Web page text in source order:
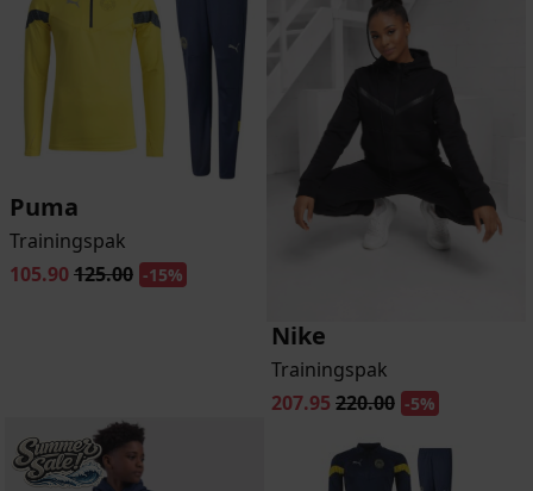
Puma
Trainingspak
105.90125.00 -15%
Nike
Trainingspak
207.95 220.00 -5%